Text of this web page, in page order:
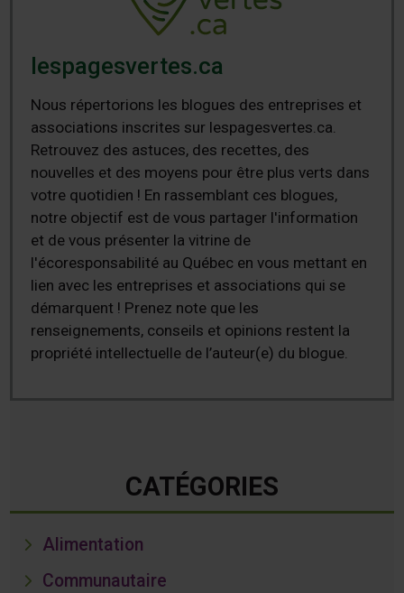
lespagesvertes.ca
Nous répertorions les blogues des entreprises et
associations inscrites sur lespagesvertes.ca.
Retrouvez des astuces, des recettes, des
nouvelles et des moyens pour être plus verts dans
votre quotidien ! En rassemblant ces blogues,
notre objectif est de vous partager l'information
et de vous présenter la vitrine de
l'écoresponsabilité au Québec en vous mettant en
lien avec les entreprises et associations qui se
démarquent ! Prenez note que les
renseignements, conseils et opinions restent la
propriété intellectuelle de l’auteur(e) du blogue.
CATÉGORIES
Alimentation
Communautaire